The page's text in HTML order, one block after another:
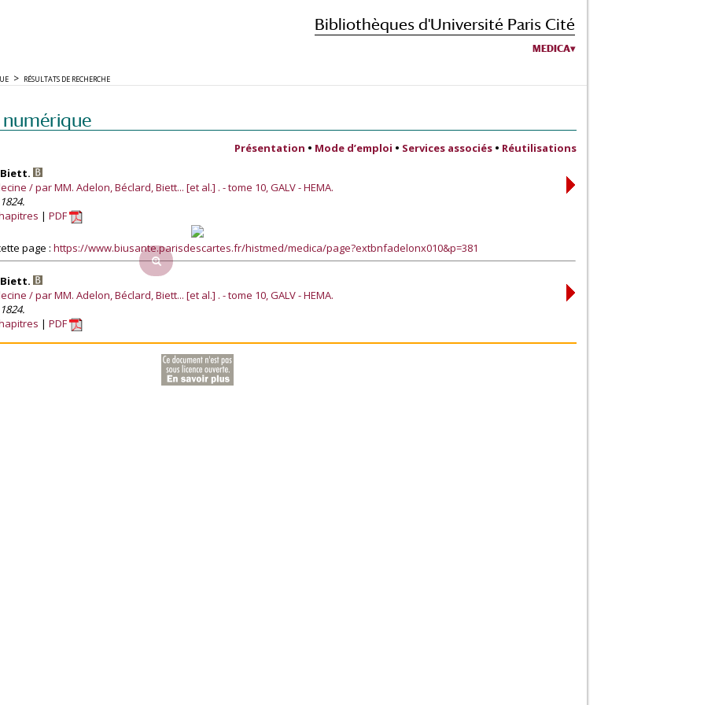
Bibliothèques d'Université Paris Cité
MEDICA
RÉSULTATS DE RECHERCHE
Présentation • Mode d’emploi • Services associés • Réutilisations
/ par MM. Adelon, Béclard, Biett... [et al.] . - tome 10, GALV - HEMA.
PDF
page : https://www.biusante.parisdescartes.fr/histmed/medica/page?extbnfadelonx010&p=381
/ par MM. Adelon, Béclard, Biett... [et al.] . - tome 10, GALV - HEMA.
PDF